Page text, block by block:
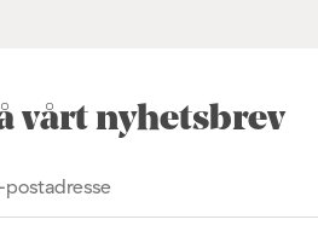
vårt nyhetsbrev